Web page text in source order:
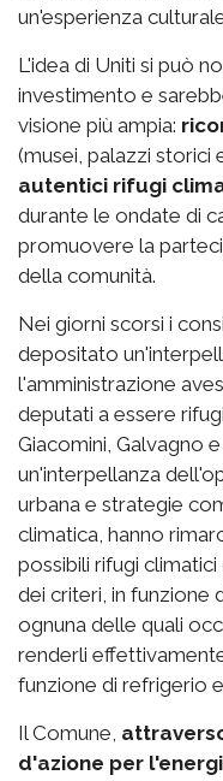
un'esperienza
L'idea di Uniti si può
investimento e
visione più ampia:
(musei, palazzi storici
autentici rifugi
durante le ondate di
promuovere la
della comunità.
Nei giorni scorsi i
depositato
l'amministrazione
deputati a essere
Giacomini, Galvagno
un'interpellanza
urbana e strategie
climatica, hanno
possibili rifugi
dei criteri, in funzione
ognuna delle quali
renderli
funzione di refrigerio
Il Comune,
d'azione per